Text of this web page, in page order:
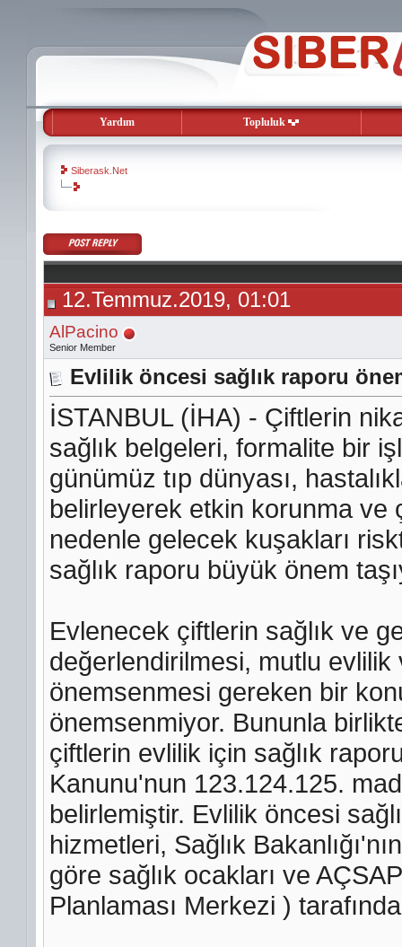
Yardım Topluluk
Siberask.Net
evooli
gaziantep
escort
gaziantep
escort12.Temmuz.2019, 01:01
AlPacino
Senior Member
Evlilik öncesi sağlık raporu
İSTANBUL (İHA) - Çiftlerin
sağlık belgeleri, formalite bir
günümüz tıp dünyası,
belirleyerek etkin korunma ve
nedenle gelecek kuşakları
sağlık raporu büyük önem
Evlenecek çiftlerin sağlık ve
değerlendirilmesi, mutlu evlilik
önemsenmesi gereken bir
önemsenmiyor. Bununla
çiftlerin evlilik için sağlık
Kanunu'nun 123.124.125.
belirlemiştir. Evlilik öncesi
hizmetleri, Sağlık
göre sağlık ocakları ve
Planlaması Merkezi )